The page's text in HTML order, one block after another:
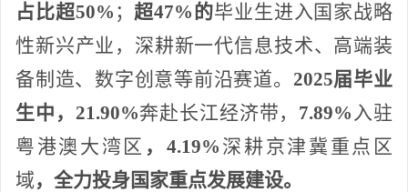
占比超50% ； 超47%的毕业生进入国家战略
性新兴产业，深耕新一代信息技术、高端装
备制造、数字创意等前沿赛道。 2025届毕业
生中，21.90%奔赴长江经济带， 7.89% 入驻
粤港澳大湾区 ， 4.19% 深耕京津冀重点区
域，全力投身国家重点发展建设。